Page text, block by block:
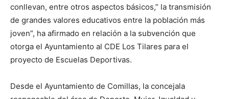
conllevan, entre otros aspectos básicos,” la transmisión
de grandes valores educativos entre la población más
joven”, ha afirmado en relación a la subvención que
otorga el Ayuntamiento al CDE Los Tilares para el
proyecto de Escuelas Deportivas.
Desde el Ayuntamiento de Comillas, la concejala